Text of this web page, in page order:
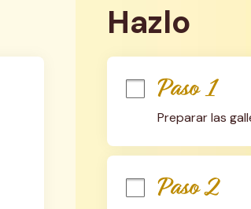
Hazlo
Paso 1
Preparar las
Paso 2